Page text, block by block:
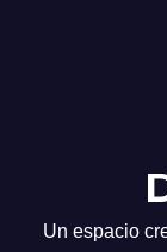
Un espacio